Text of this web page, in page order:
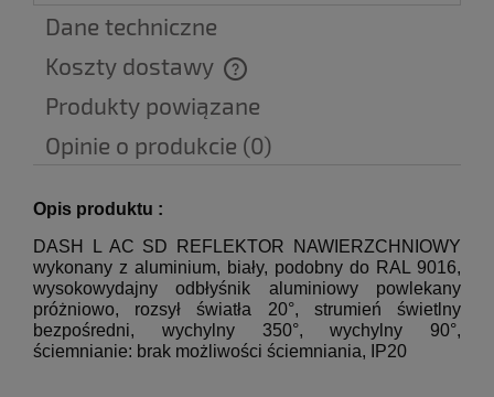
Dane techniczne
Koszty dostawy
Cena nie zawiera ewentualnych kosztów płatności
Produkty powiązane
Opinie o produkcie (0)
Opis produktu :
DASH L AC SD REFLEKTOR NAWIERZCHNIOWY
wykonany z aluminium, biały, podobny do RAL 9016,
wysokowydajny odbłyśnik aluminiowy powlekany
próżniowo, rozsył światła 20°, strumień świetlny
bezpośredni, wychylny 350°, wychylny 90°,
ściemnianie: brak możliwości ściemniania, IP20